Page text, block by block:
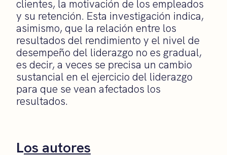
clientes, la motivación de los empleados
y su retención. Esta investigación indica,
asimismo, que la relación entre los
resultados del rendimiento y el nivel de
desempeño del liderazgo no es gradual,
es decir, a veces se precisa un cambio
sustancial en el ejercicio del liderazgo
para que se vean afectados los
resultados.
Los autores